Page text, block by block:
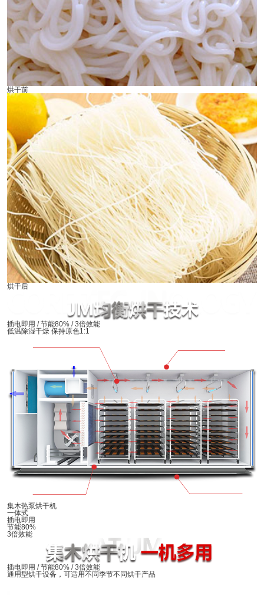
烘干前
烘干后
插电即用 / 节能80% / 3倍效能
低温除湿干燥 保持原色1:1
集木热泵烘干机
一体式
插电即用
节能80%
3倍效能
插电即用 / 节能80% / 3倍效能
通用型烘干设备，可适用不同季节不同烘干产品